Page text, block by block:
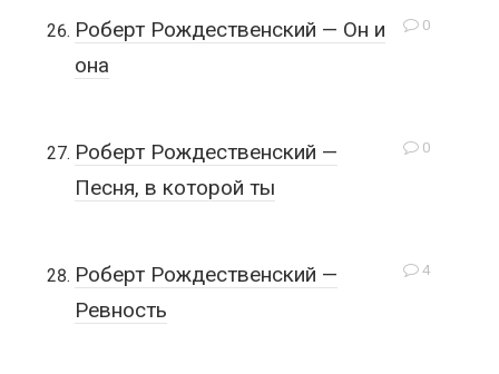
0
Роберт Рождественский — Он и
она
0
Роберт Рождественский —
Песня, в которой ты
4
Роберт Рождественский —
Ревность